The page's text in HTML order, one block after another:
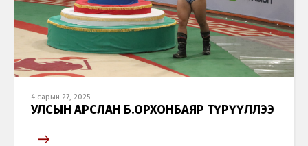
4 сарын 27, 2025
УЛСЫН АРСЛАН Б.ОРХОНБАЯР ТҮРҮҮЛЛЭЭ